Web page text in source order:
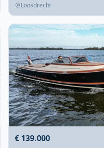
Loosdrecht
€ 139.000